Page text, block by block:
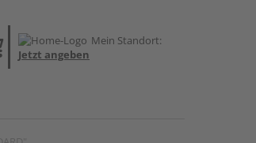
Mein Standort:
Jetzt angeben